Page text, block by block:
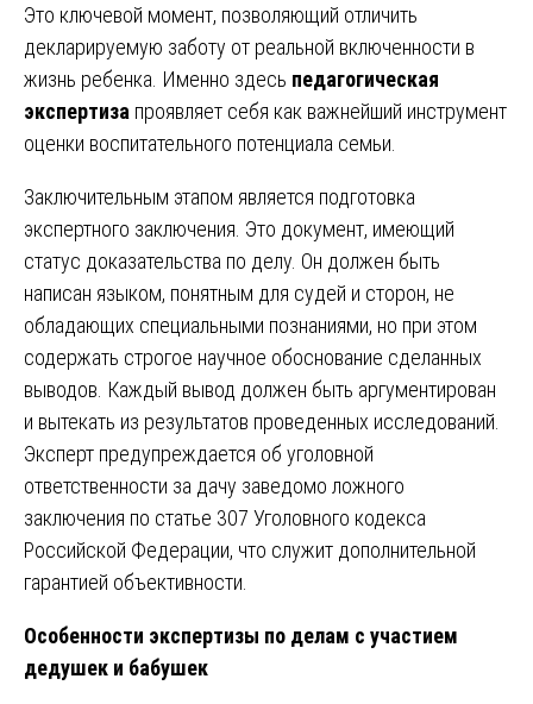
Это ключевой момент, позволяющий отличить
декларируемую заботу от реальной включенности в
жизнь ребенка. Именно здесь педагогическая
экспертиза проявляет себя как важнейший инструмент
оценки воспитательного потенциала семьи.
Заключительным этапом является подготовка
экспертного заключения. Это документ, имеющий
статус доказательства по делу. Он должен быть
написан языком, понятным для судей и сторон, не
обладающих специальными познаниями, но при этом
содержать строгое научное обоснование сделанных
выводов. Каждый вывод должен быть аргументирован
и вытекать из результатов проведенных исследований.
Эксперт предупреждается об уголовной
ответственности за дачу заведомо ложного
заключения по статье 307 Уголовного кодекса
Российской Федерации, что служит дополнительной
гарантией объективности.
Особенности экспертизы по делам с участием
дедушек и бабушек